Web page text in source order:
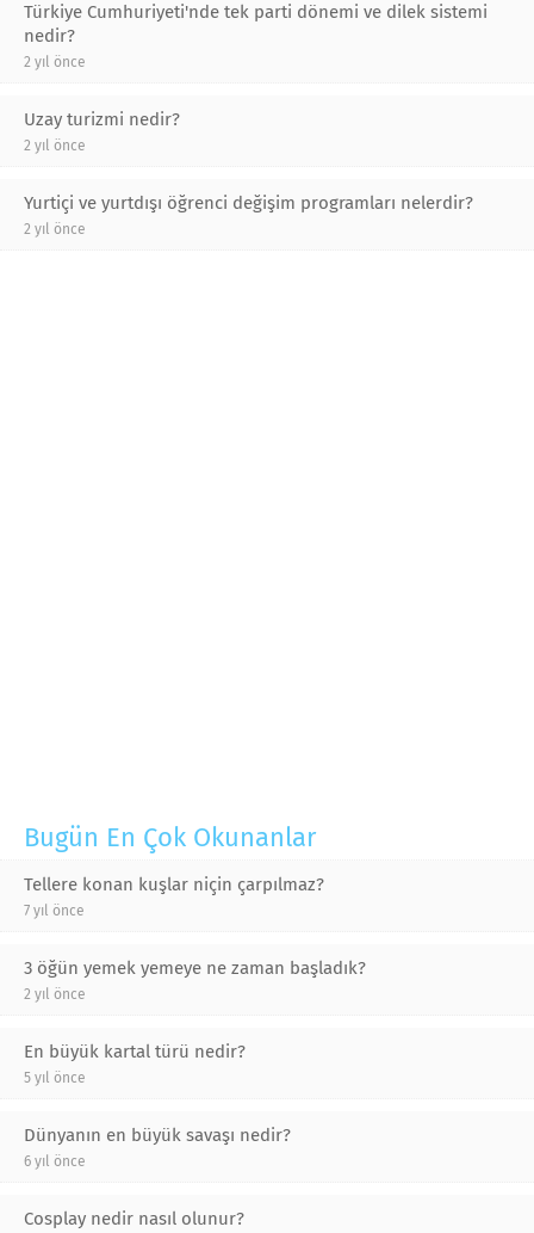
Türkiye Cumhuriyeti'nde tek parti dönemi ve dilek sistemi
nedir?
2 yıl önce
Uzay turizmi nedir?
2 yıl önce
Yurtiçi ve yurtdışı öğrenci değişim programları nelerdir?
2 yıl önce
Bugün En Çok Okunanlar
Tellere konan kuşlar niçin çarpılmaz?
7 yıl önce
3 öğün yemek yemeye ne zaman başladık?
2 yıl önce
En büyük kartal türü nedir?
5 yıl önce
Dünyanın en büyük savaşı nedir?
6 yıl önce
Cosplay nedir nasıl olunur?